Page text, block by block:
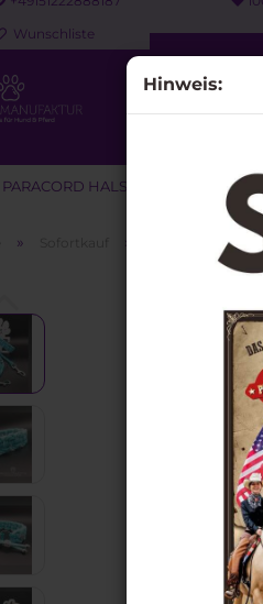
Hinweis:
Wunschliste
PARACORD HALSBAND
Paracord Halsbänder für
Hunde
Paracord Halsband & Leinen
Set
Kurzführer für Hunde
Accessoires
BioThane® Leinen,
Halsbänder & Co.
» » Paracord